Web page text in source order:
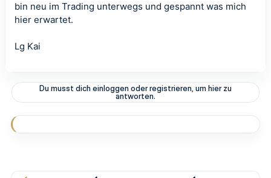
bin neu im Trading unterwegs und gespannt was mich
hier erwartet.
Lg Kai
Du musst dich einloggen oder registrieren, um hier zu
antworten.